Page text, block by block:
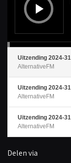
Uitzending 2024-
AlternativeFM
Uitzending 2024-
AlternativeFM
Uitzending 2024-
AlternativeFM
Delen via